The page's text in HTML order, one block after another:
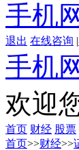
手机
退出 在线咨询 |
手机
欢迎
首页 财经 股票
首页>>财经>>